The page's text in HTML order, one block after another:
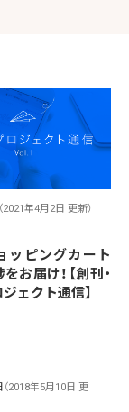
（2021年4月2日 更新）
ッピングカート
お届け！【創刊・
ェクト通信】
（2018年5月10日 更